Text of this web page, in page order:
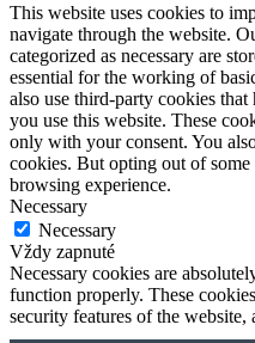
This website uses cookies to
navigate through the website.
categorized as necessary are
essential for the working of
also use third-party cookies
you use this website. These
only with your consent. You
cookies. But opting out of
browsing experience.
Necessary
Necessary
Vždy zapnuté
Necessary cookies are
function properly. These
security features of the website,